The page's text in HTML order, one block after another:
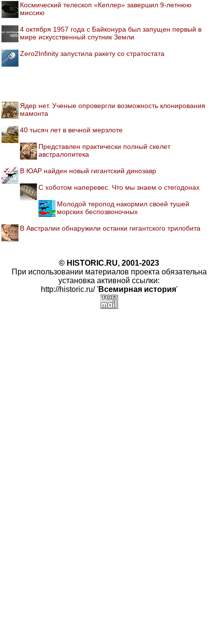
Космический телескоп «Кеплер» завершил 9-летнюю
миссию
4 октября 1957 года с Байконура был запущен первый в
мире искусственный спутник Земли
Zero2Infinity запустила ракету со стратостата
Ядер нет. Ученые опровергли возможность клонирования
мамонта
40 тысяч лет в вечной мерзлоте
Представлен практически полный скелет
австралопитека
В ЮАР найден новый гигантский динозавр
С хоботом наперевес. Что мы знаем о стегодонах
Молодой теропод накормил своей тушей
морских беспозвоночных
В Австралии обнаружили останки гигантского трилобита
© HISTORIC.RU, 2001-2023
При использовании материалов проекта обязательна
установка активной ссылки:
http://historic.ru/ 'Всемирная история'